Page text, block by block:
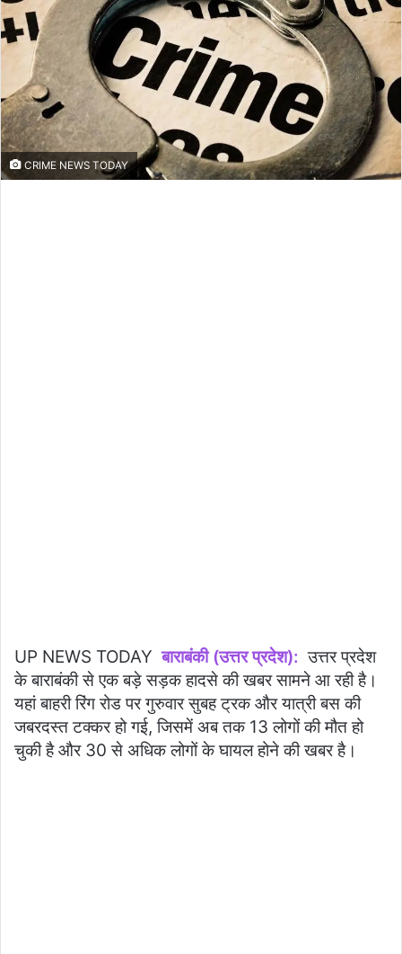
CRIME NEWS TODAY
UP NEWS TODAY बाराबंकी (उत्तर प्रदेश): उत्तर प्रदेश
के बाराबंकी से एक बड़े सड़क हादसे की खबर सामने आ रही है।
यहां बाहरी रिंग रोड पर गुरुवार सुबह ट्रक और यात्री बस की
जबरदस्त टक्कर हो गई, जिसमें अब तक 13 लोगों की मौत हो
चुकी है और 30 से अधिक लोगों के घायल होने की खबर है।